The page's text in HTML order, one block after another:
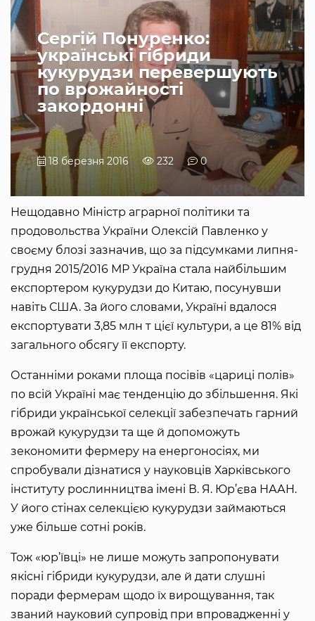
Сергій Понуренко:
українські гібриди
кукурудзи перевершують
по врожайності
закордонні
18 березня 2016 232 0
Нещодавно Міністр аграрної політики та
продовольства України Олексій Павленко у
своєму блозі зазначив, що за підсумками липня-
грудня 2015/2016 МР Україна стала найбільшим
експортером кукурудзи до Китаю, посунувши
навіть США. За його словами, Україні вдалося
експортувати 3,85 млн т цієї культури, а це 81% від
загального обсягу її експорту.
Останніми роками площа посівів «цариці полів»
по всій Україні має тенденцію до збільшення. Які
гібриди української селекції забезпечать гарний
врожай кукурудзи та ще й допоможуть
зекономити фермеру на енергоносіях, ми
спробували дізнатися у науковців Харківського
інституту рослинництва імені В. Я. Юр’єва НААН.
У його стінах селекцією кукурудзи займаються
уже більше сотні років.
Тож «юр’ївці» не лише можуть запропонувати
якісні гібриди кукурудзи, але й дати слушні
поради фермерам щодо їх вирощування, так
званий науковий супровід при впровадженні у